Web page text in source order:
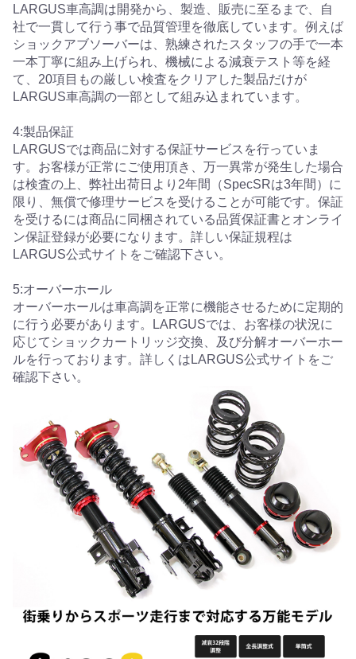
LARGUS車高調は開発から、製造、販売に至るまで、自
社で一貫して行う事で品質管理を徹底しています。例えば
ショックアブソーバーは、熟練されたスタッフの手で一本
一本丁寧に組み上げられ、機械による減衰テスト等を経
て、20項目もの厳しい検査をクリアした製品だけが
LARGUS車高調の一部として組み込まれています。
4:製品保証
LARGUSでは商品に対する保証サービスを行っていま
す。お客様が正常にご使用頂き、万一異常が発生した場合
は検査の上、弊社出荷日より2年間（SpecSRは3年間）に
限り、無償で修理サービスを受けることが可能です。保証
を受けるには商品に同梱されている品質保証書とオンライ
ン保証登録が必要になります。詳しい保証規程は
LARGUS公式サイトをご確認下さい。
5:オーバーホール
オーバーホールは車高調を正常に機能させるために定期的
に行う必要があります。LARGUSでは、お客様の状況に
応じてショックカートリッジ交換、及び分解オーバーホー
ルを行っております。詳しくはLARGUS公式サイトをご
確認下さい。